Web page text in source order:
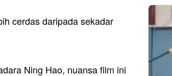
cerdas daripada sekadar
Ning Hao, nuansa film ini